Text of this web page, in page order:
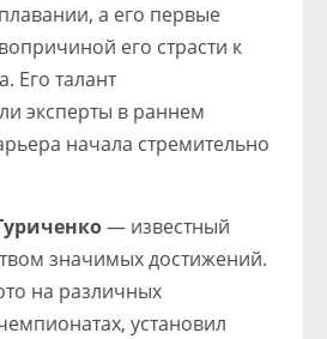
а его первые
его страсти к
Его талант
эксперты в раннем
начала стремительно
— известный
значимых достижений.
на различных
установил